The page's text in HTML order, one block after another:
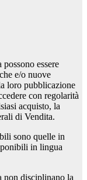
essere
e/o nuove
loro pubblicazione
con regolarità
acquisto, la
di Vendita.
sono quelle in
in lingua
non disciplinano la